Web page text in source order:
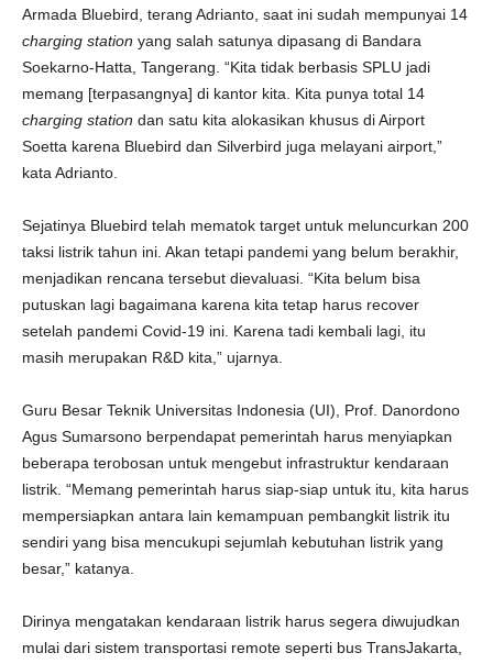
Armada Bluebird, terang Adrianto, saat ini sudah mempunyai 14
charging station yang salah satunya dipasang di Bandara
Soekarno-Hatta, Tangerang. “Kita tidak berbasis SPLU jadi
memang [terpasangnya] di kantor kita. Kita punya total 14
charging station dan satu kita alokasikan khusus di Airport
Soetta karena Bluebird dan Silverbird juga melayani airport,”
kata Adrianto.
Sejatinya Bluebird telah mematok target untuk meluncurkan 200
taksi listrik tahun ini. Akan tetapi pandemi yang belum berakhir,
menjadikan rencana tersebut dievaluasi. “Kita belum bisa
putuskan lagi bagaimana karena kita tetap harus recover
setelah pandemi Covid-19 ini. Karena tadi kembali lagi, itu
masih merupakan R&D kita,” ujarnya.
Guru Besar Teknik Universitas Indonesia (UI), Prof. Danordono
Agus Sumarsono berpendapat pemerintah harus menyiapkan
beberapa terobosan untuk mengebut infrastruktur kendaraan
listrik. “Memang pemerintah harus siap-siap untuk itu, kita harus
mempersiapkan antara lain kemampuan pembangkit listrik itu
sendiri yang bisa mencukupi sejumlah kebutuhan listrik yang
besar,” katanya.
Dirinya mengatakan kendaraan listrik harus segera diwujudkan
mulai dari sistem transportasi remote seperti bus TransJakarta,